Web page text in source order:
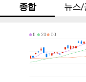
종합 뉴스/